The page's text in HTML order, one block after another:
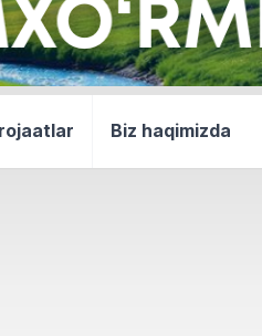
Biz haqimizda